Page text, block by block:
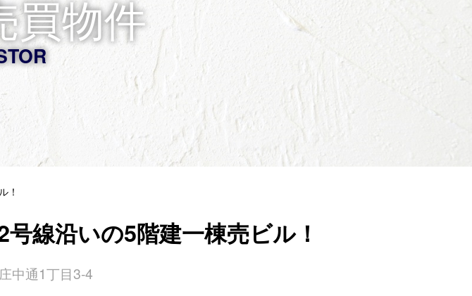
買物件
！
線沿いの5階建一棟売ビル！
中通1丁目3-4